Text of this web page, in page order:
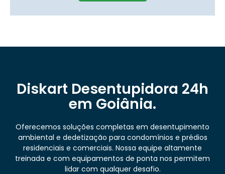
Diskart Desentupidora 24h
em Goiânia.
Oferecemos soluções completas em desentupimento
ambiental e dedetização para condomínios e prédios
residenciais e comerciais. Nossa equipe altamente
treinada e com equipamentos de ponta nos permitem
lidar com qualquer desafio.